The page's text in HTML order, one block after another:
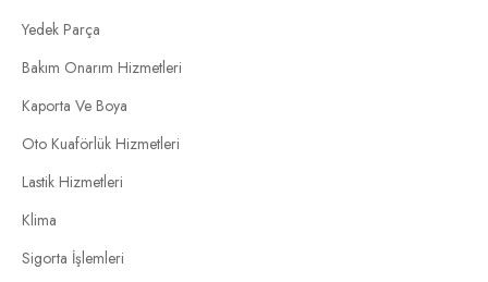
Yedek Parça
Bakım Onarım Hizmetleri
Kaporta Ve Boya
Oto Kuaförlük Hizmetleri
Lastik Hizmetleri
Klima
Sigorta İşlemleri